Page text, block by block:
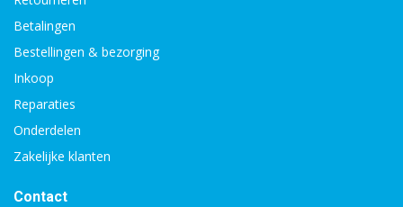
Betalingen
Bestellingen & bezorging
Inkoop
Reparaties
Onderdelen
Zakelijke klanten
Contact